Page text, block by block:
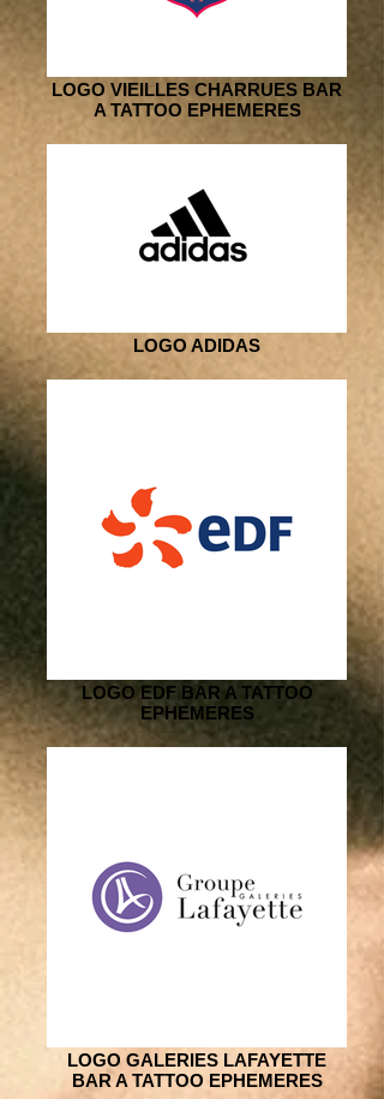
LOGO VIEILLES CHARRUES BAR
A TATTOO EPHEMERES
LOGO ADIDAS
LOGO EDF BAR A TATTOO
EPHEMERES
LOGO GALERIES LAFAYETTE
BAR A TATTOO EPHEMERES